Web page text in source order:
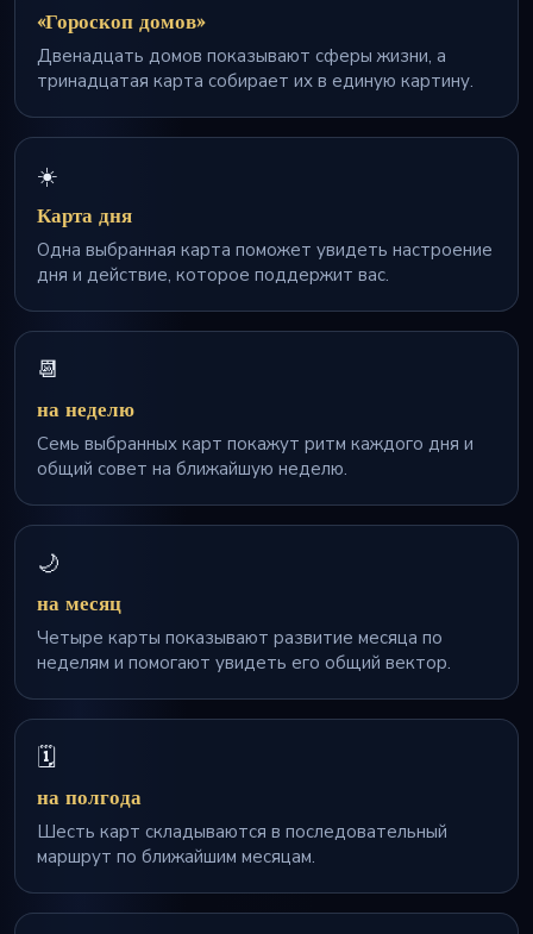
«Гороскоп домов»
Двенадцать домов показывают сферы жизни, а
тринадцатая карта собирает их в единую картину.
☀️
Карта дня
Одна выбранная карта поможет увидеть настроение
дня и действие, которое поддержит вас.
📆
на неделю
Семь выбранных карт покажут ритм каждого дня и
общий совет на ближайшую неделю.
🌙
на месяц
Четыре карты показывают развитие месяца по
неделям и помогают увидеть его общий вектор.
🗓️
на полгода
Шесть карт складываются в последовательный
маршрут по ближайшим месяцам.